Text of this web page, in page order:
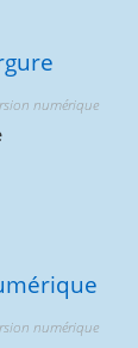
numérique
numérique